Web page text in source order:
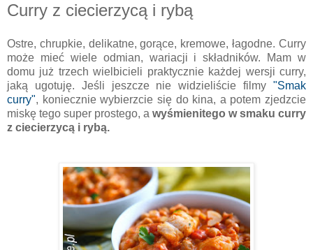
Curry z ciecierzycą i rybą
Ostre, chrupkie, delikatne, gorące, kremowe, łagodne. Curry
może mieć wiele odmian, wariacji i składników. Mam w
domu już trzech wielbicieli praktycznie każdej wersji curry,
jaką ugotuję. Jeśli jeszcze nie widzieliście filmy "Smak
curry", koniecznie wybierzcie się do kina, a potem zjedzcie
miskę tego super prostego, a wyśmienitego w smaku curry
z ciecierzycą i rybą.